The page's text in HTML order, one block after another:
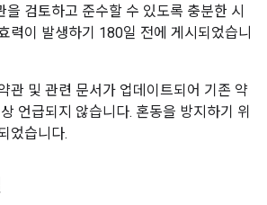
을 검토하고 준수할 수 있도록 충분한 시
력이 발생하기 180일 전에 게시되었습니
관 및 관련 문서가 업데이트되어 기존 약
언급되지 않습니다. 혼동을 방지하기 위
었습니다.